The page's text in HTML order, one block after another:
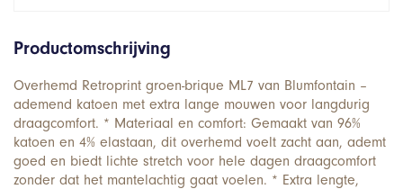
Productomschrijving
Overhemd Retroprint groen-brique ML7 van Blumfontain –
ademend katoen met extra lange mouwen voor langdurig
draagcomfort. * Materiaal en comfort: Gemaakt van 96%
katoen en 4% elastaan, dit overhemd voelt zacht aan, ademt
goed en biedt lichte stretch voor hele dagen draagcomfort
zonder dat het mantelachtig gaat voelen. * Extra lengte,